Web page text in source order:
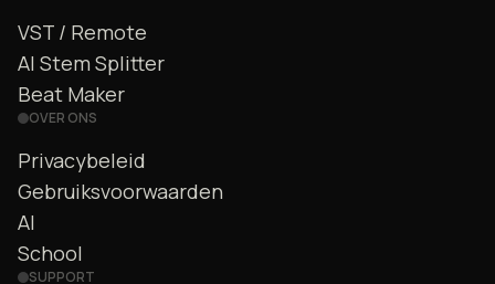
VST / Remote
AI Stem Splitter
Beat Maker
OVER ONS
Privacybeleid
Gebruiksvoorwaarden
AI
School
SUPPORT